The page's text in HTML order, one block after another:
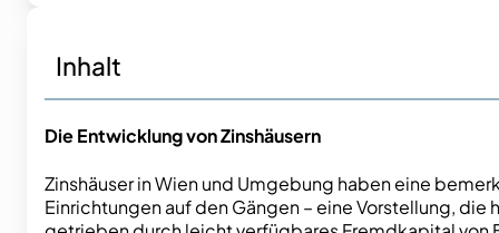
Inhalt
Die Entwicklung von Zinshäusern
Zinshäuser in Wien und Umgebung haben eine
Einrichtungen auf den Gängen – eine Vorstellung,